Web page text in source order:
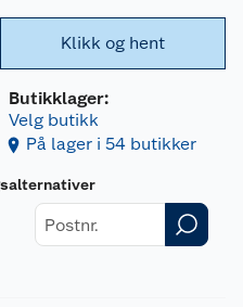
Klikk og hent
Butikklager:
Velg butikk
På lager i 54 butikker